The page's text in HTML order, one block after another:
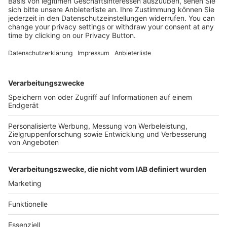
Kostenlose Rücksendung bis zu 14 Tage nach
Bestelleingang (innerhalb Deutschlands).
Versandkosten.
Der Bestellprozess ist mit Hilfe eines SSL-
SERVICE HOTLINE
SHOP SERVICE